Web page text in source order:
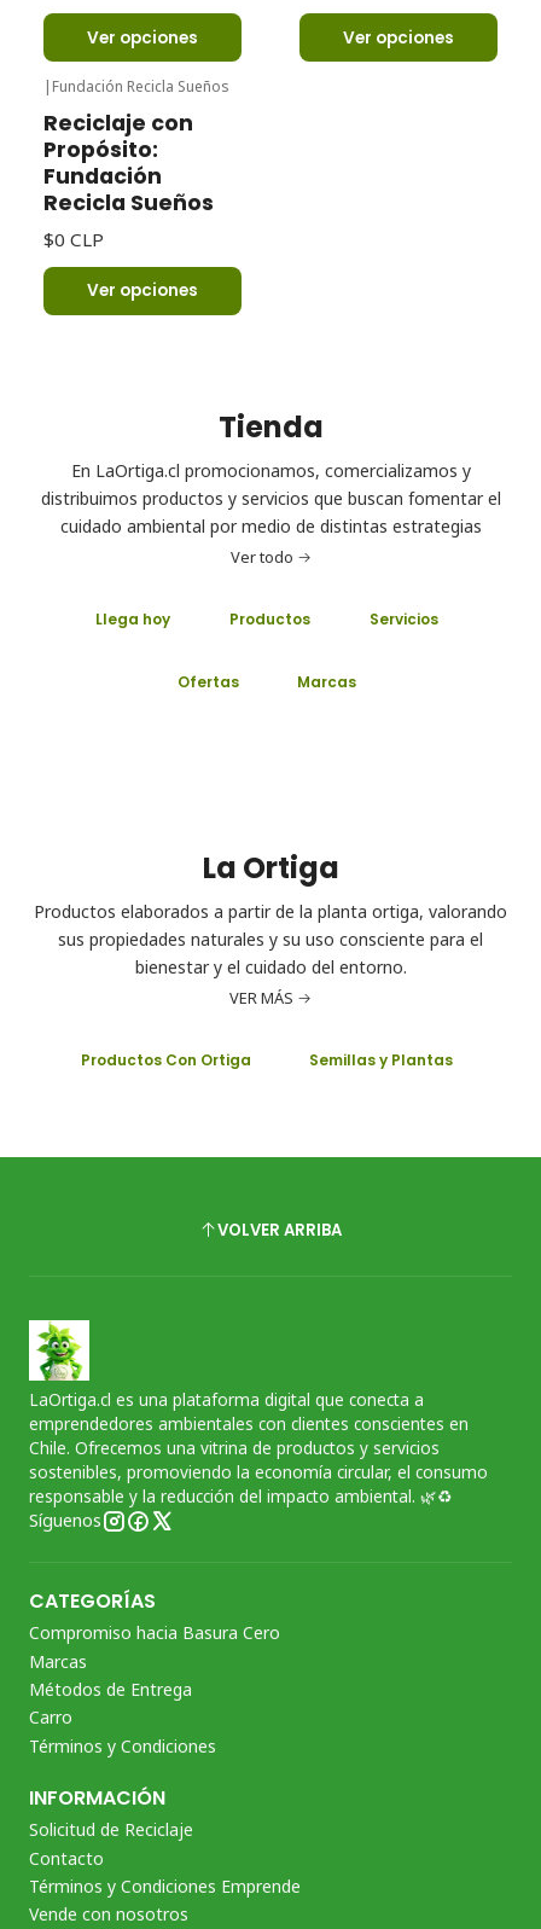
Ver opciones Ver opciones
| Fundación Recicla Sueños
Reciclaje con
Propósito:
Fundación
Recicla Sueños
$0 CLP
Ver opciones
Tienda
En LaOrtiga.cl promocionamos, comercializamos y
distribuimos productos y servicios que buscan fomentar el
cuidado ambiental por medio de distintas estrategias
Ver todo
Llega hoy Productos Servicios
Ofertas Marcas
La Ortiga
Productos elaborados a partir de la planta ortiga, valorando
sus propiedades naturales y su uso consciente para el
bienestar y el cuidado del entorno.
VER MÁS
Productos Con Ortiga Semillas y Plantas
VOLVER ARRIBA
LaOrtiga.cl es una plataforma digital que conecta a
emprendedores ambientales con clientes conscientes en
Chile. Ofrecemos una vitrina de productos y servicios
sostenibles, promoviendo la economía circular, el consumo
responsable y la reducción del impacto ambiental. 🌿♻️
Síguenos
CATEGORÍAS
Compromiso hacia Basura Cero
Marcas
Métodos de Entrega
Carro
Términos y Condiciones
INFORMACIÓN
Solicitud de Reciclaje
Contacto
Términos y Condiciones Emprende
Vende con nosotros